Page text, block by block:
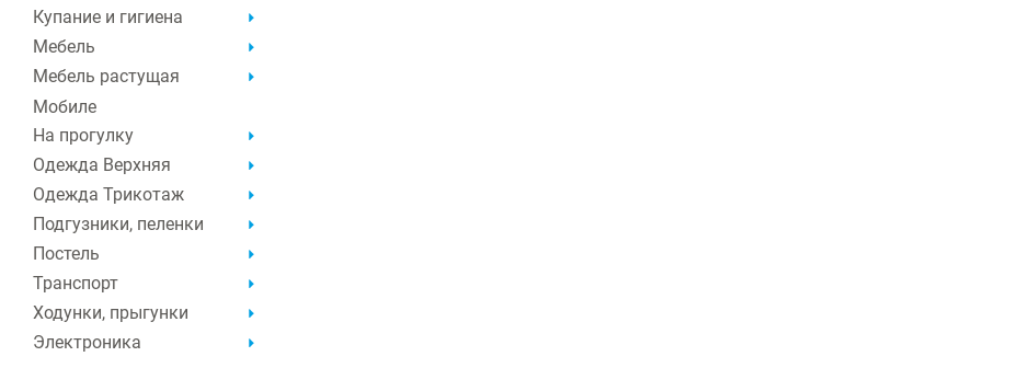
Купание и гигиена
Мебель
Мебель растущая
Мобиле
На прогулку
Одежда Верхняя
Одежда Трикотаж
Подгузники, пеленки
Постель
Транспорт
Ходунки, прыгунки
Электроника